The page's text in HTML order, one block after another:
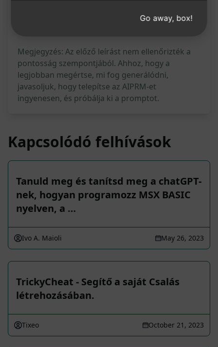
Megjegyzés: Az előző leírást nem ellenőrizték a
pontosság szempontjából. Ahhoz, hogy a
legjobban megértse, mi fog generálódni,
javasoljuk, hogy telepítse az AIPRM-et
ingyenesen, és próbálja ki a promptot.
Kapcsolódó felhívások
Tanuld meg és tanítsd meg a chatGPT-
nek, hogyan programozz MSX BASIC
nyelven, a …
Ivo A. Maioli May 26, 2023
TrickyCheat - Segítő a saját Csalás
létrehozásában.
Tixeo October 21, 2023
Go away, box!